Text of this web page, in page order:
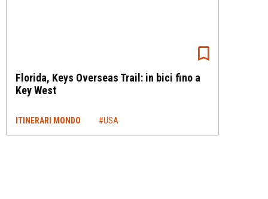
Florida, Keys Overseas Trail: in bici fino a
Key West
ITINERARI MONDO #USA